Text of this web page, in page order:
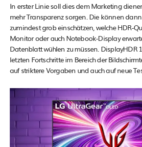
In erster Linie soll dies dem Marketing
mehr Transparenz sorgen. Die können
zumindest grob einschätzen, welche HDR-
Monitor oder auch Notebook-Display
Datenblatt wühlen zu müssen. DisplayHDR
letzten Fortschritte im Bereich der
auf striktere Vorgaben und auch auf neue